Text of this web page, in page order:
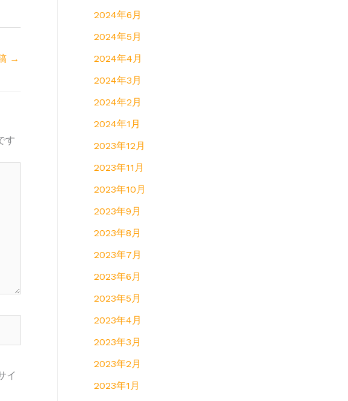
→
す
イ
2024年6月
2024年5月
2024年4月
2024年3月
2024年2月
2024年1月
2023年12月
2023年11月
2023年10月
2023年9月
2023年8月
2023年7月
2023年6月
2023年5月
2023年4月
2023年3月
2023年2月
2023年1月